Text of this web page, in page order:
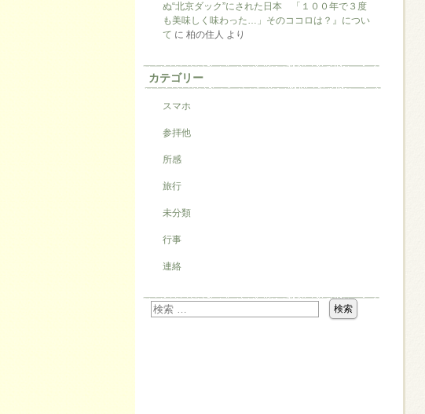
ぬ“北京ダック”にされた日本 「１００年で３度
も美味しく味わった…」そのココロは？』につい
て に 柏の住人 より
カテゴリー
スマホ
参拝他
所感
旅行
未分類
行事
連絡